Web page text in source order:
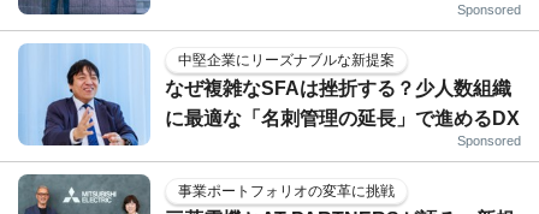
Sponsored
中堅企業にリーズナブルな新提案
なぜ複雑なSFAは挫折する？少人数組織
に最適な「名刺管理の延長」で進めるDX
Sponsored
事業ポートフォリオの変革に挑戦